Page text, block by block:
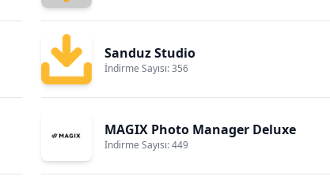
Sanduz Studio
İndirme Sayısı: 356
MAGIX Photo Manager Deluxe
İndirme Sayısı: 449